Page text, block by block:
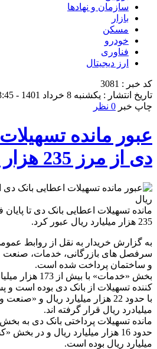
سازمان و نهادها
بازار
مسکن
خودرو
فناوری
ارز دیجیتال
کد خبر : 3081
تاریخ انتشار : یکشنبه 8 خرداد 1401 - 13:45
چاپ خبر 0 نظر
عبور مانده
دی از مرز 235 هزار میلیارد ریال
مانده تسهیلات اعطایی بانک دی تا
235 هزار میلیارد ریال عبور کرد.
به گزارش خریدار به نقل از روابط
سرفصل های بازرگانی، خدمات،
و ساختمان پرداخت شده است.
بخش «خدمات» با
کننده تسهیلات از بانک دی بوده است و
میلیادرد ریال قرار گرفته اند.
مانده تسهیلات پرداختی بانک دی به
میلیارد ریال بوده است.